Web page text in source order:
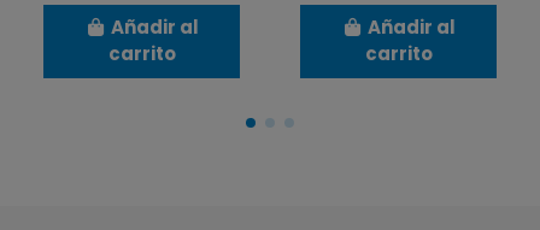
Añadir al
carrito
Añadir al
carrito